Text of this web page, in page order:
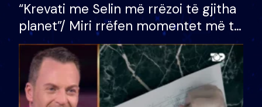
“Krevati me Selin më rrëzoi të gjitha
planet”/ Miri rrëfen momentet më të
bukura në shtëpinë e BB VIP: Do më
mungojë zilja e mëngjesit kur…